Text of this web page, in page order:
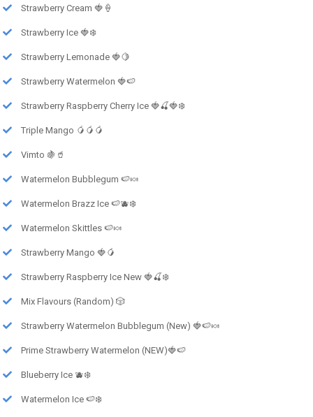
Strawberry Cream 🍓🍦
Strawberry Ice 🍓❄️
Strawberry Lemonade 🍓🍋
Strawberry Watermelon 🍓🍉
Strawberry Raspberry Cherry Ice 🍓🍒🍓❄️
Triple Mango 🥭🥭🥭
Vimto 🍇🥤
Watermelon Bubblegum 🍉🍬
Watermelon Brazz Ice 🍉🫐❄️
Watermelon Skittles 🍉🍬
Strawberry Mango 🍓🥭
Strawberry Raspberry Ice New 🍓🍒❄️
Mix Flavours (Random) 🎲
Strawberry Watermelon Bubblegum (New) 🍓🍉🍬
Prime Strawberry Watermelon (NEW)🍓🍉
Blueberry Ice 🫐❄️
Watermelon Ice 🍉❄️